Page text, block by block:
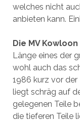
welches nicht
anbieten kann.
Die MV
Länge eines der
wohl auch das
1986 kurz vor der
liegt schräg auf
gelegenen Teile
die tieferen Teile